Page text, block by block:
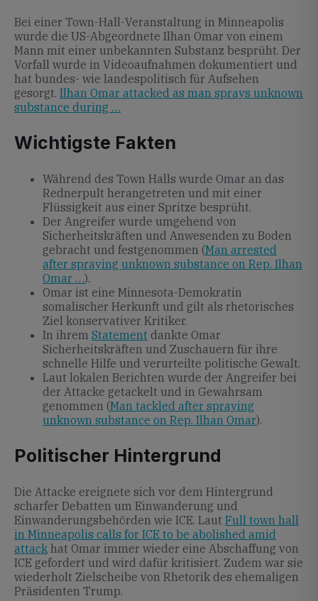
Bei einer Town-Hall-Veranstaltung in Minneapolis
wurde die US-Abgeordnete Ilhan Omar von einem
Mann mit einer unbekannten Substanz besprüht. Der
Vorfall wurde in Videoaufnahmen dokumentiert und
hat bundes- wie landespolitisch für Aufsehen
gesorgt. Ilhan Omar attacked as man sprays unknown
substance during …
Wichtigste Fakten
Während des Town Halls wurde Omar an das
Rednerpult herangetreten und mit einer
Flüssigkeit aus einer Spritze besprüht.
Der Angreifer wurde umgehend von
Sicherheitskräften und Anwesenden zu Boden
gebracht und festgenommen (Man arrested
after spraying unknown substance on Rep. Ilhan
Omar …).
Omar ist eine Minnesota-Demokratin
somalischer Herkunft und gilt als rhetorisches
Ziel konservativer Kritiker.
In ihrem Statement dankte Omar
Sicherheitskräften und Zuschauern für ihre
schnelle Hilfe und verurteilte politische Gewalt.
Laut lokalen Berichten wurde der Angreifer bei
der Attacke getackelt und in Gewahrsam
genommen (Man tackled after spraying
unknown substance on Rep. Ilhan Omar).
Politischer Hintergrund
Die Attacke ereignete sich vor dem Hintergrund
scharfer Debatten um Einwanderung und
Einwanderungsbehörden wie ICE. Laut Full town hall
in Minneapolis calls for ICE to be abolished amid
attackhat Omar immer wieder eine Abschaffung von
ICE gefordert und wird dafür kritisiert. Zudem war sie
wiederholt Zielscheibe von Rhetorik des ehemaligen
Präsidenten Trump.